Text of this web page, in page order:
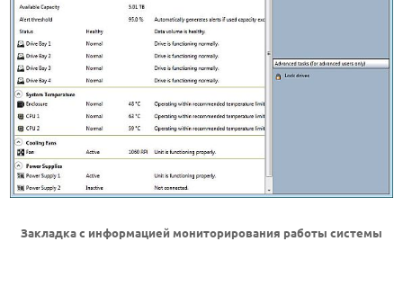
Закладка с информацией мониторирования работы системы